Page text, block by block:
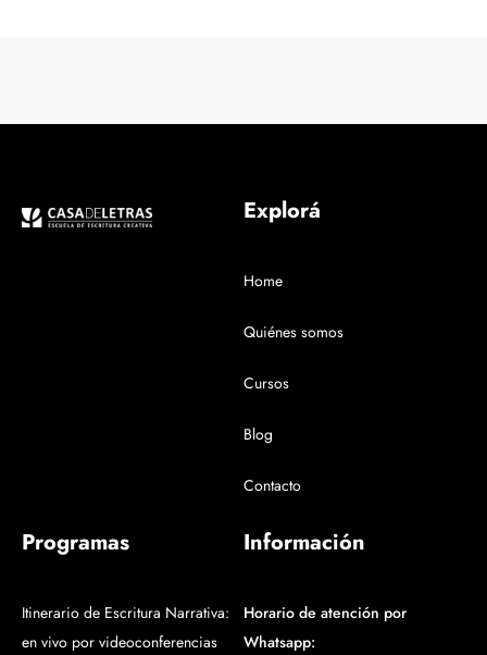
Explorá
Home
Quiénes somos
Cursos
Blog
Contacto
Programas
Itinerario de Escritura Narrativa:
en vivo por videoconferencias
Información
Horario de atención por
Whatsapp: